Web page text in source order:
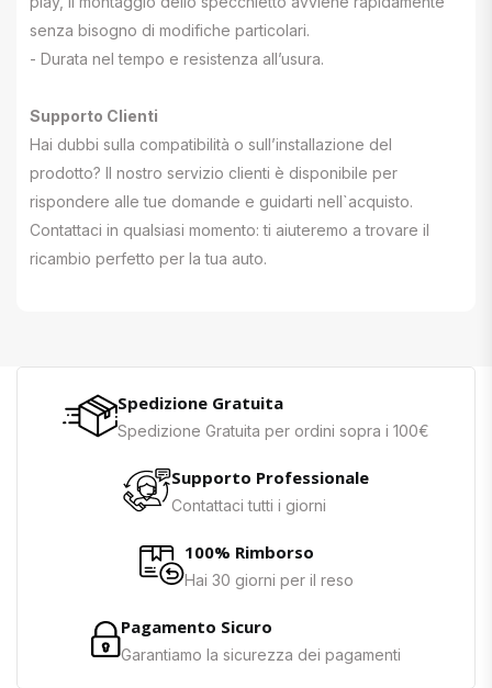
senza bisogno di modifiche particolari.
- Durata nel tempo e resistenza all’usura.
Supporto Clienti
Hai dubbi sulla compatibilità o sull’installazione del
prodotto? Il nostro servizio clienti è disponibile per
rispondere alle tue domande e guidarti nell`acquisto.
Contattaci in qualsiasi momento: ti aiuteremo a trovare il
ricambio perfetto per la tua auto.
Spedizione Gratuita
Spedizione Gratuita per ordini sopra i 100€
Supporto Professionale
Contattaci tutti i giorni
100% Rimborso
Hai 30 giorni per il reso
Pagamento Sicuro
Garantiamo la sicurezza dei pagamenti